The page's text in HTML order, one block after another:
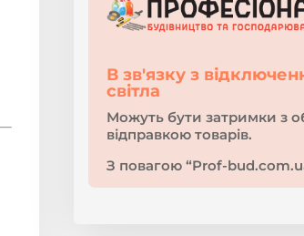
В зв'язку з
світла
Можуть бути затримки з
відправкою товарів.
З повагою “Prof-